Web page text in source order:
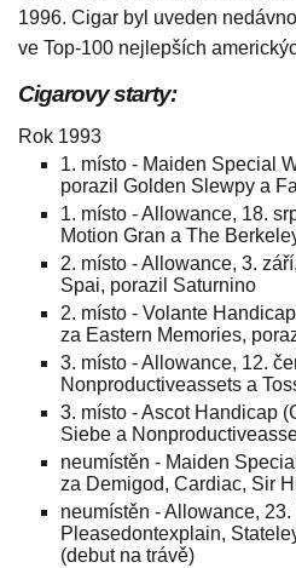
1996. Cigar byl uveden
ve Top-100 nejlepších
Cigarovy starty:
Rok 1993
1. místo - Maiden Special
porazil Golden Slewpy a
1. místo - Allowance, 18.
Motion Gran a The
2. místo - Allowance, 3.
Spai, porazil Saturnino
2. místo - Volante
za Eastern Memories,
3. místo - Allowance, 12.
Nonproductiveassets a
3. místo - Ascot Handicap
Siebe a
neumístěn - Maiden
za Demigod, Cardiac, Sir
neumístěn - Allowance,
Pleasedontexplain,
(debut na trávě)